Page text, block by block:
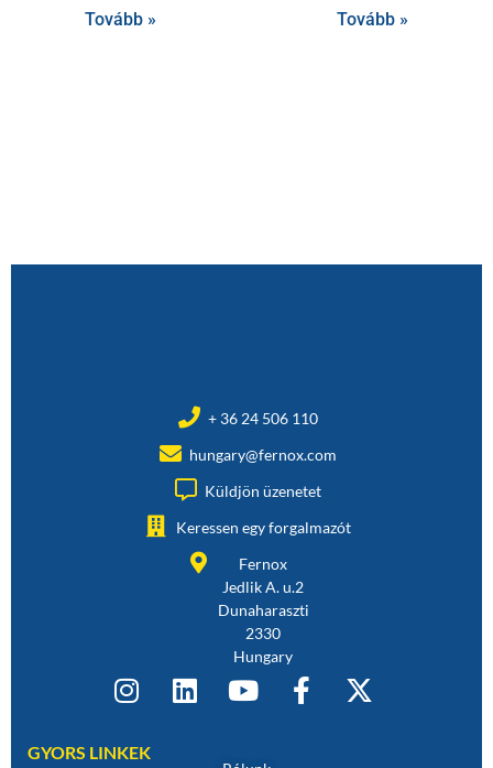
Tovább » Tovább »
+ 36 24 506 110
hungary@fernox.com
Küldjön üzenetet
Keressen egy forgalmazót
Fernox
Jedlik A. u.2
Dunaharaszti
2330
Hungary
GYORS LINKEK